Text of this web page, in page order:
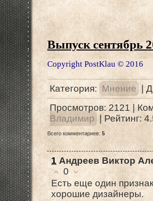
Выпуск сентябрь
Copyright PostKlau © 2016
Категория: Мнение |
Просмотров: 2121 |
Владимир | Рейтинг:
Всего комментариев: 5
1 Андреев Виктор
0
Есть еще один
хорошие дизайнеры.